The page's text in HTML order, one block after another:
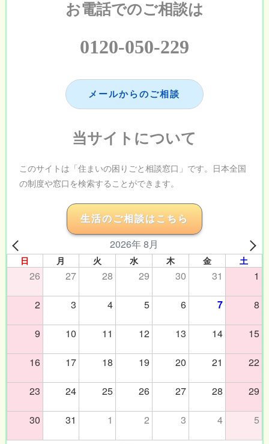
お電話でのご相談は
0120-050-229
メールからのご相談
当サイトについて
このサイトは「住まいの困りごと相談窓口」です。日本全国
の制度や窓口を検索することができます。
生活のご相談はこちら
2026年 8月
日 月 火 水 木 金 土
26 27 28 29 30 31 1
2 3 4 5 6 7 8
9 10 11 12 13 14 15
16 17 18 19 20 21 22
23 24 25 26 27 28 29
30 31 1 2 3 4 5